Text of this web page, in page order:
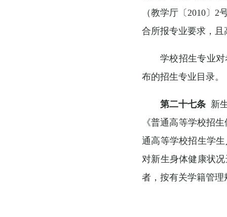
（教学厅〔2010〕
合所报专业要求，
学校招生专业
布的招生专业目录。
第二十七条 新
《普通高等学校招
通高等学校招生学
对新生身体健康状
者，按有关学籍管